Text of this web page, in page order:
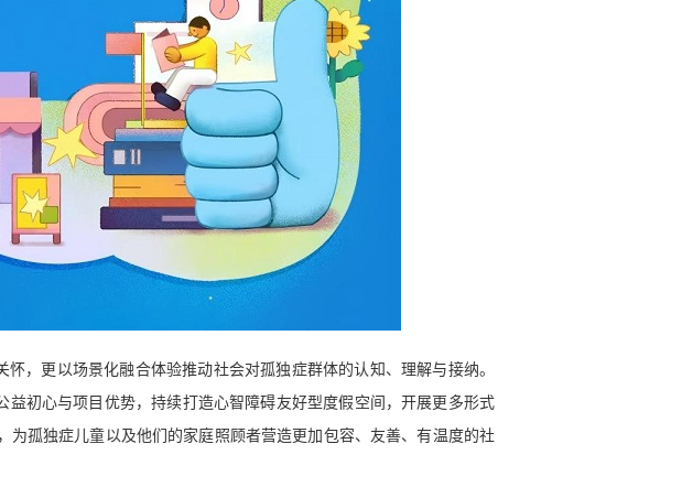
，更以场景化融合体验推动社会对孤独症群体的认知、理解与接纳。
初心与项目优势，持续打造心智障碍友好型度假空间，开展更多形式
孤独症儿童以及他们的家庭照顾者营造更加包容、友善、有温度的社